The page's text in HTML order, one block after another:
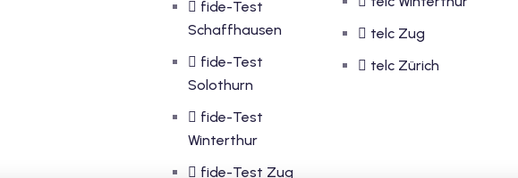
fide-Test
Schaffhausen
fide-Test
Solothurn
fide-Test
Winterthur
fide-Test Zug
telc Zug
telc Zürich